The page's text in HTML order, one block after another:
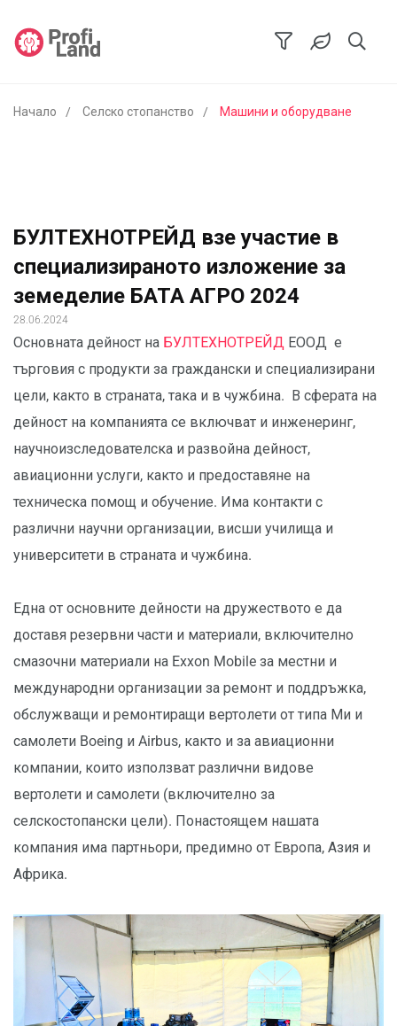
Начало Селско стопанство Машини и оборудване
БУЛТЕХНОТРЕЙД взе участие в
специализираното изложение за
земеделие БАТА АГРО 2024
28.06.2024
Основната дейност на БУЛТЕХНОТРЕЙД ЕООД е
търговия с продукти за граждански и специализирани
цели, както в страната, така и в чужбина. В сферата на
дейност на компанията се включват и инженеринг,
научноизследователска и развойна дейност,
авиационни услуги, както и предоставяне на
техническа помощ и обучение. Има контакти с
различни научни организации, висши училища и
университети в страната и чужбина.
Една от основните дейности на дружеството е да
доставя резервни части и материали, включително
смазочни материали на Exxon Mobile за местни и
международни организации за ремонт и поддръжка,
обслужващи и ремонтиращи вертолети от типа Ми и
самолети Boeing и Airbus, както и за авиационни
компании, които използват различни видове
вертолети и самолети (включително за
селскостопански цели). Понастоящем нашата
компания има партньори, предимно от Европа, Азия и
Африка.